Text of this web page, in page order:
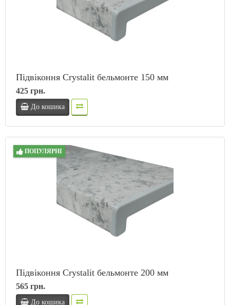
Підвіконня Crystalit бельмонте 150 мм
425 грн.
До кошика
ПОПУЛЯРНІ
Підвіконня Crystalit бельмонте 200 мм
565 грн.
До кошика